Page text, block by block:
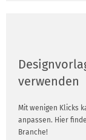
verwenden
Mit wenigen Klicks
anpassen. Hier
Branche!